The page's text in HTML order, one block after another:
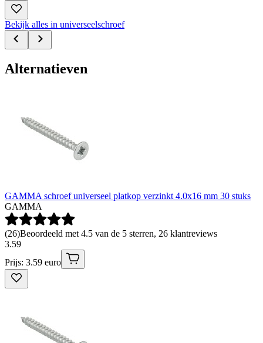
Bekijk alles in universeelschroef
Alternatieven
GAMMA schroef universeel platkop verzinkt 4.0x16 mm 30 stuks
GAMMA
(26)Beoordeeld met 4.5 van de 5 sterren, 26 klantreviews
3.59
Prijs: 3.59 euro